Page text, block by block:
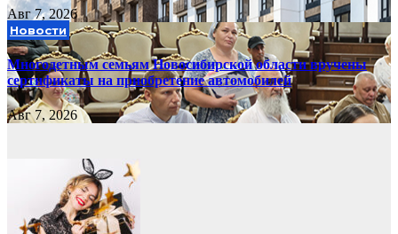
Авг 7, 2026
Новости
Многодетным семьям Новосибирской области вручены
сертификаты на приобретение автомобилей
Авг 7, 2026